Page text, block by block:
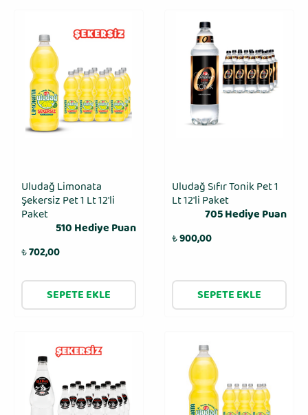
Uludağ Limonata
Şekersiz Pet 1 Lt 12'li
Paket
510 Hediye Puan
₺702,00
SEPETE EKLE
Uludağ Sıfır Tonik Pet 1
Lt 12′li Paket
705 Hediye Puan
₺900,00
SEPETE EKLE